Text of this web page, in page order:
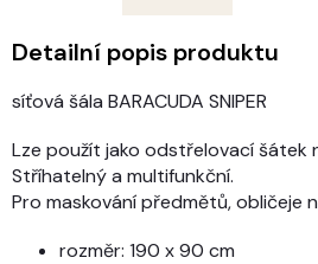
Detailní popis produktu
síťová šála BARACUDA SNIPER
Lze použít jako odstřelovací šátek
Stříhatelný a multifunkční.
Pro maskování předmětů, obličeje
rozměr: 190 x 90 cm